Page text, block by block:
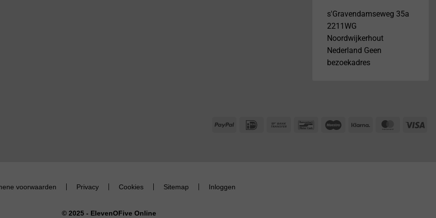
s'Gravendamseweg 35a
2211WG
Noordwijkerhout
Nederland Geen
bezoekadres
PayPal IDeal
Bank
BancontactMaestro Klarna
voorwaarden Privacy Cookies Sitemap Inloggen
© 2025 - ElevenOFive Online